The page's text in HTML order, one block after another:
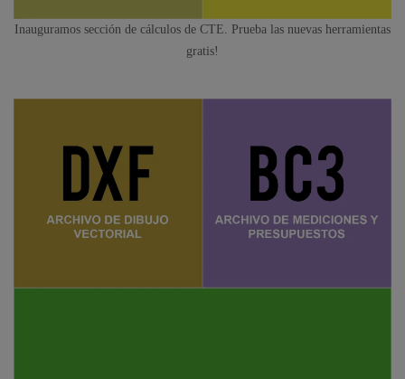
Inauguramos sección de cálculos de CTE. Prueba las nuevas herramientas
gratis!